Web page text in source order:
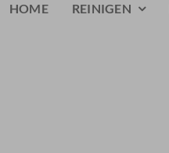
HOME REINIGEN